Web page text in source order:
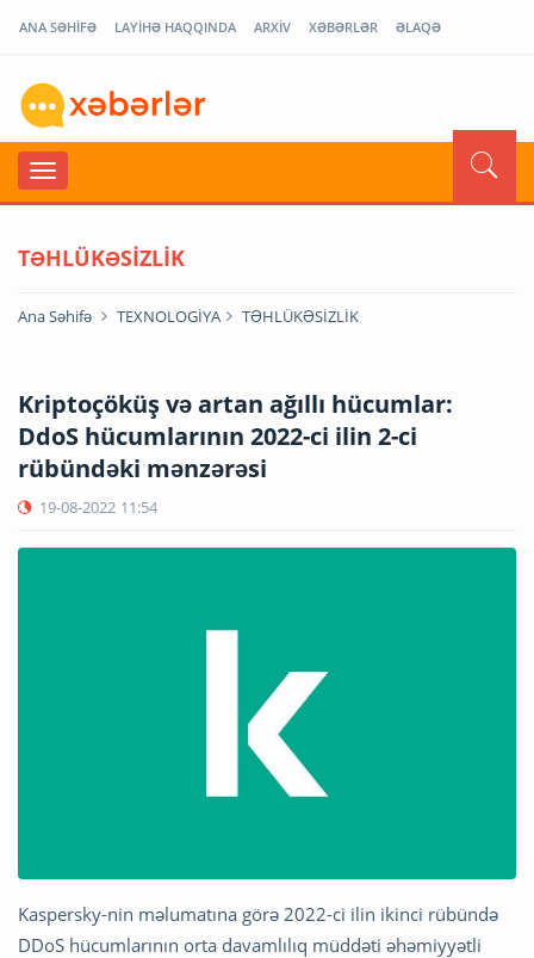
ANA SƏHİFƏ LAYİHƏ HAQQINDA ARXİV XƏBƏRLƏR ƏLAQƏ
TƏHLÜKƏSİZLİK
Ana Səhifə TEXNOLOGİYA TƏHLÜKƏSİZLİK
Kriptoçöküş və artan ağıllı hücumlar:
DdoS hücumlarının 2022-ci ilin 2-ci
rübündəki mənzərəsi
19-08-2022 11:54
Kaspersky-nin məlumatına görə 2022-ci ilin ikinci rübündə
DDoS hücumlarının orta davamlılıq müddəti əhəmiyyətli